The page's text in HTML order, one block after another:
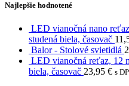
Najlepšie hodnotené
LED vianočná nano
studená biela, časovač
Balor - Stolové svietidlá
LED vianočná reťaz, 12
biela, časovač 23,95 € s